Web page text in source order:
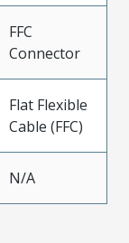
FFC
Connector
Flat Flexible
Cable (FFC)
N/A